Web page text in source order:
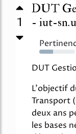
1
DUT
- iut-
38%
DUT
L'objectif
Transport
deux ans
les bases